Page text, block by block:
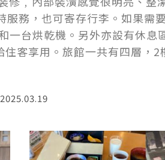
服務，也可寄存行李。如果需
一台烘乾機。另外亦設有休息
客享用。旅館一共有四層，2
2025.03.19